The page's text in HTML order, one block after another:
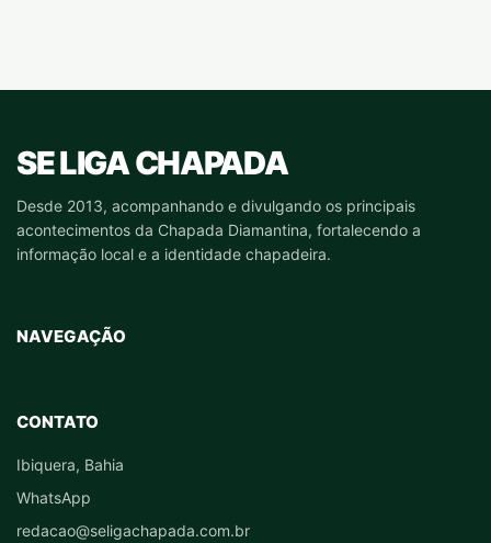
SE LIGA CHAPADA
Desde 2013, acompanhando e divulgando os principais
acontecimentos da Chapada Diamantina, fortalecendo a
informação local e a identidade chapadeira.
NAVEGAÇÃO
CONTATO
Ibiquera, Bahia
WhatsApp
redacao@seligachapada.com.br